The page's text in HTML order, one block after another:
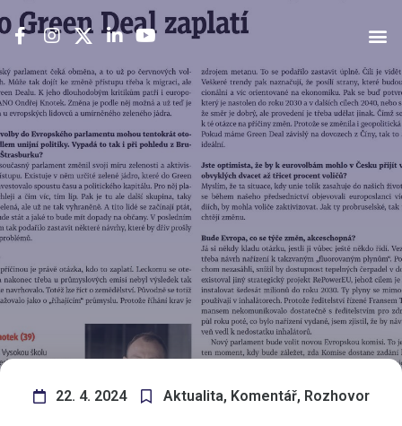
22. 4. 2024 Aktualita, Komentář, Rozhovor